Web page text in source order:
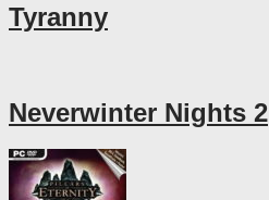
Tyranny
Neverwinter Nights 2